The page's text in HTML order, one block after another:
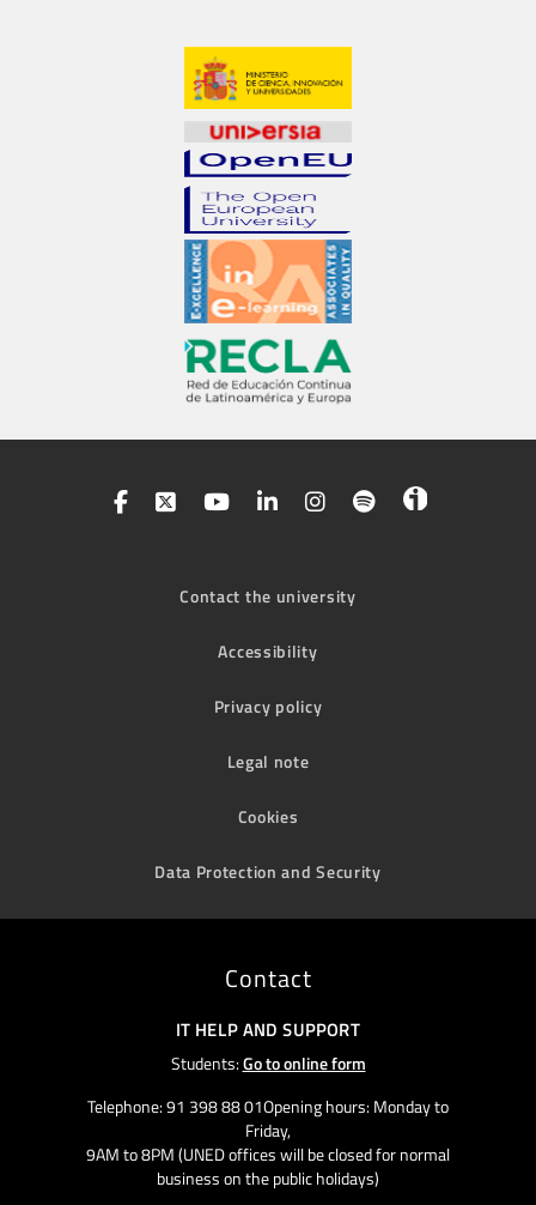
Contact the university
Accessibility
Privacy policy
Legal note
Cookies
Data Protection and Security
Contact
IT HELP AND SUPPORT
Students:Go to online form
Telephone: 91 398 88 01Opening hours: Monday to
Friday,
9AM to 8PM (UNED offices will be closed for normal
business on the public holidays)